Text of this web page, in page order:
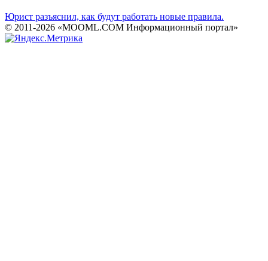
Юрист разъяснил, как будут работать новые правила.
© 2011-2026 «MOOML.COM Информационный портал»